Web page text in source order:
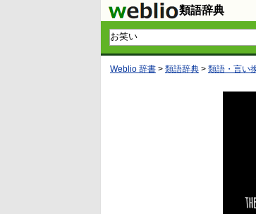
類語辞典
Weblio 辞書 > 類語辞典 > 類語・言い